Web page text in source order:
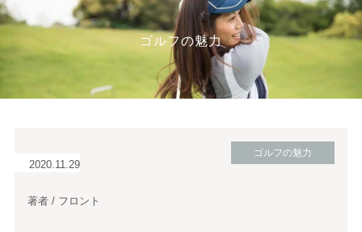
ゴルフの魅力
2020.11.29
ゴルフの魅力
著者 / フロント